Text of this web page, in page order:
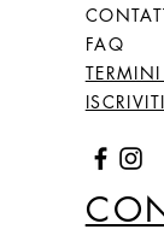
FAQ